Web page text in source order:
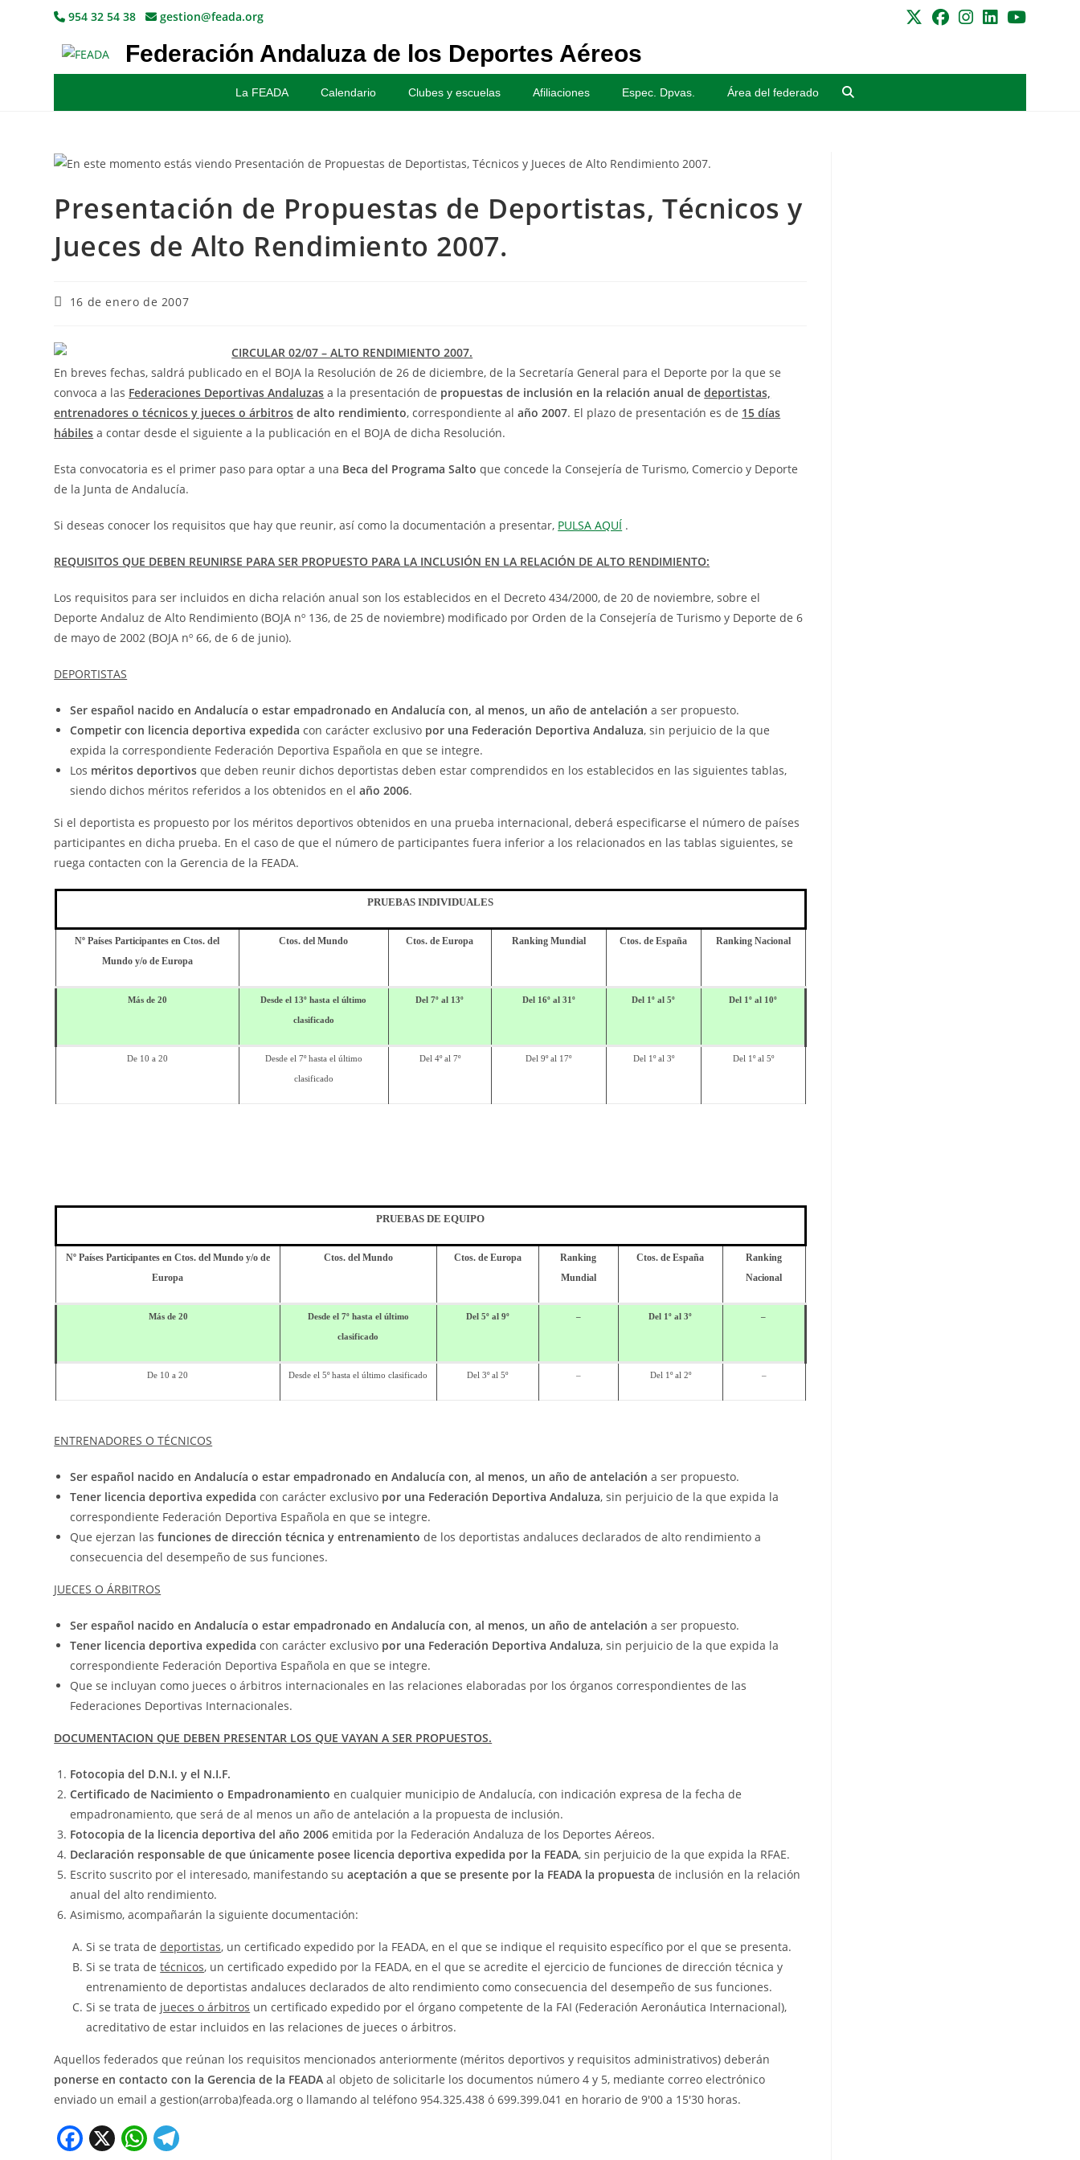
954 32 54 38 gestion@feada.org
Federación Andaluza de los Deportes Aéreos
La FEADA Calendario Clubes y escuelas Afiliaciones Espec. Dpvas. Área del federado
Presentación de Propuestas de Deportistas, Técnicos y
Jueces de Alto Rendimiento 2007.
16 de enero de 2007
CIRCULAR 02/07 – ALTO RENDIMIENTO 2007.
En breves fechas, saldrá publicado en el BOJA la Resolución de 26 de diciembre, de la Secretaría General para el Deporte por la que se
convoca a las Federaciones Deportivas Andaluzas a la presentación de propuestas de inclusión en la relación anual dedeportistas,
entrenadores o técnicos y jueces o árbitros de alto rendimiento, correspondiente alaño 2007. El plazo de presentación es de 15 días
hábiles a contar desde el siguiente a la publicación en el BOJA de dicha Resolución.
Esta convocatoria es el primer paso para optar a una Beca del Programa Salto que concede la Consejería de Turismo, Comercio y Deporte
de la Junta de Andalucía.
Si deseas conocer los requisitos que hay que reunir, así como la documentación a presentar, PULSA AQUÍ .
REQUISITOS QUE DEBEN REUNIRSE PARA SER PROPUESTO PARA LA INCLUSIÓN EN LA RELACIÓN DE ALTO RENDIMIENTO:
Los requisitos para ser incluidos en dicha relación anual son los establecidos en el Decreto 434/2000, de 20 de noviembre, sobre el
Deporte Andaluz de Alto Rendimiento (BOJA nº 136, de 25 de noviembre) modificado por Orden de la Consejería de Turismo y Deporte de 6
de mayo de 2002 (BOJA nº 66, de 6 de junio).
DEPORTISTAS
Ser español nacido en Andalucía o estar empadronado en Andalucía con, al menos, un año de antelación a ser propuesto.
Competir con licencia deportiva expedida con carácter exclusivo por una Federación Deportiva Andaluza, sin perjuicio de la que
expida la correspondiente Federación Deportiva Española en que se integre.
Los méritos deportivos que deben reunir dichos deportistas deben estar comprendidos en los establecidos en las siguientes tablas,
siendo dichos méritos referidos a los obtenidos en elaño 2006.
Si el deportista es propuesto por los méritos deportivos obtenidos en una prueba internacional, deberá especificarse el número de países
participantes en dicha prueba. En el caso de que el número de participantes fuera inferior a los relacionados en las tablas siguientes, se
ruega contacten con la Gerencia de la FEADA.
PRUEBAS INDIVIDUALES
Nº Países Participantes en Ctos. del
Mundo y/o de Europa
Ctos. del Mundo Ctos. de Europa Ranking Mundial Ctos. de España Ranking Nacional
Más de 20 Desde el 13º hasta el último
clasificado
Del 7º al 13º Del 16º al 31º Del 1º al 5º Del 1º al 10º
De 10 a 20 Desde el 7º hasta el último
clasificado
Del 4º al 7º Del 9º al 17º Del 1º al 3º Del 1º al 5º
PRUEBAS DE EQUIPO
Nº Países Participantes en Ctos. del Mundo y/o de
Europa
Ctos. del Mundo Ctos. de Europa
Ranking
Mundial
Ctos. de España
Ranking
Nacional
Más de 20 Desde el 7º hasta el último
clasificado
Del 5º al 9º – Del 1º al 3º –
De 10 a 20 Desde el 5º hasta el último clasificado Del 3º al 5º – Del 1º al 2º –
ENTRENADORES O TÉCNICOS
Ser español nacido en Andalucía o estar empadronado en Andalucía con, al menos, un año de antelación a ser propuesto.
Tener licencia deportiva expedida con carácter exclusivo por una Federación Deportiva Andaluza, sin perjuicio de la que expida la
correspondiente Federación Deportiva Española en que se integre.
Que ejerzan lasfunciones de dirección técnica y entrenamiento de los deportistas andaluces declarados de alto rendimiento a
consecuencia del desempeño de sus funciones.
JUECES O ÁRBITROS
Ser español nacido en Andalucía o estar empadronado en Andalucía con, al menos, un año de antelación a ser propuesto.
Tener licencia deportiva expedida con carácter exclusivo por una Federación Deportiva Andaluza, sin perjuicio de la que expida la
correspondiente Federación Deportiva Española en que se integre.
Que se incluyan como jueces o árbitros internacionales en las relaciones elaboradas por los órganos correspondientes de las
Federaciones Deportivas Internacionales.
DOCUMENTACION QUE DEBEN PRESENTAR LOS QUE VAYAN A SER PROPUESTOS.
Fotocopia del D.N.I. y el N.I.F.
Certificado de Nacimiento o Empadronamiento en cualquier municipio de Andalucía, con indicación expresa de la fecha de
empadronamiento, que será de al menos un año de antelación a la propuesta de inclusión.
Fotocopia de la licencia deportiva del año 2006 emitida por la Federación Andaluza de los Deportes Aéreos.
Declaración responsable de que únicamente posee licencia deportiva expedida por la FEADA, sin perjuicio de la que expida la RFAE.
Escrito suscrito por el interesado, manifestando suaceptación a que se presente por la FEADA la propuesta de inclusión en la relación
anual del alto rendimiento.
Asimismo, acompañarán la siguiente documentación:
Si se trata dedeportistas, un certificado expedido por la FEADA, en el que se indique el requisito específico por el que se presenta.
Si se trata detécnicos, un certificado expedido por la FEADA, en el que se acredite el ejercicio de funciones de dirección técnica y
entrenamiento de deportistas andaluces declarados de alto rendimiento como consecuencia del desempeño de sus funciones.
Si se trata de jueces o árbitros un certificado expedido por el órgano competente de la FAI (Federación Aeronáutica Internacional),
acreditativo de estar incluidos en las relaciones de jueces o árbitros.
Aquellos federados que reúnan los requisitos mencionados anteriormente (méritos deportivos y requisitos administrativos) deberán
ponerse en contacto con la Gerencia de la FEADA al objeto de solicitarle los documentos número 4 y 5, mediante correo electrónico
enviado un email a gestion(arroba)feada.org o llamando al teléfono 954.325.438 ó 699.399.041 en horario de 9'00 a 15'30 horas.
F X W